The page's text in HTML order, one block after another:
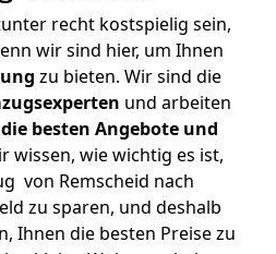
recht kostspielig sein,
wir sind hier, um Ihnen
zu bieten. Wir sind die
und arbeiten
die besten Angebote und
wissen, wie wichtig es ist,
von Remscheid nach
zu sparen, und deshalb
Ihnen die besten Preise zu